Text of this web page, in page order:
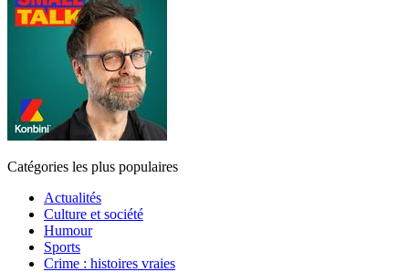
Catégories les plus populaires
Actualités
Culture et société
Humour
Sports
Crime : histoires vraies